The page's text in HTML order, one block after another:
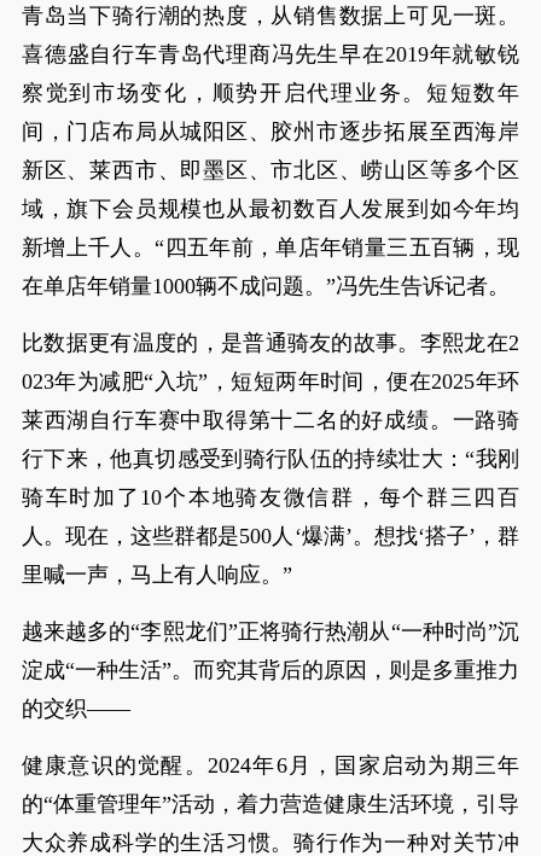
青岛当下骑行潮的热度，从销售数据上可见一斑。
喜德盛自行车青岛代理商冯先生早在2019年就敏锐
察觉到市场变化，顺势开启代理业务。短短数年
间，门店布局从城阳区、胶州市逐步拓展至西海岸
新区、莱西市、即墨区、市北区、崂山区等多个区
域，旗下会员规模也从最初数百人发展到如今年均
新增上千人。“四五年前，单店年销量三五百辆，现
在单店年销量1000辆不成问题。”冯先生告诉记者。
比数据更有温度的，是普通骑友的故事。李熙龙在2
023年为减肥“入坑”，短短两年时间，便在2025年环
莱西湖自行车赛中取得第十二名的好成绩。一路骑
行下来，他真切感受到骑行队伍的持续壮大：“我刚
骑车时加了10个本地骑友微信群，每个群三四百
人。现在，这些群都是500人‘爆满’。想找‘搭子’，群
里喊一声，马上有人响应。”
越来越多的“李熙龙们”正将骑行热潮从“一种时尚”沉
淀成“一种生活”。而究其背后的原因，则是多重推力
的交织——
健康意识的觉醒。2024年6月，国家启动为期三年
的“体重管理年”活动，着力营造健康生活环境，引导
大众养成科学的生活习惯。骑行作为一种对关节冲